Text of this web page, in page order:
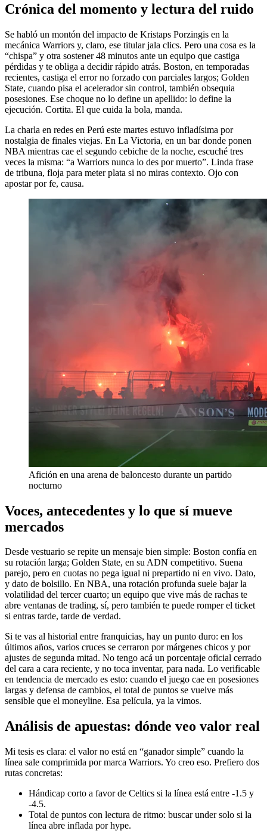
Crónica del momento y lectura del ruido
Se habló un montón del impacto de Kristaps Porzingis en la
mecánica Warriors y, claro, ese titular jala clics. Pero una cosa es la
“chispa” y otra sostener 48 minutos ante un equipo que castiga
pérdidas y te obliga a decidir rápido atrás. Boston, en temporadas
recientes, castiga el error no forzado con parciales largos; Golden
State, cuando pisa el acelerador sin control, también obsequia
posesiones. Ese choque no lo define un apellido: lo define la
ejecución. Cortita. El que cuida la bola, manda.
La charla en redes en Perú este martes estuvo infladísima por
nostalgia de finales viejas. En La Victoria, en un bar donde ponen
NBA mientras cae el segundo cebiche de la noche, escuché tres
veces la misma: “a Warriors nunca lo des por muerto”. Linda frase
de tribuna, floja para meter plata si no miras contexto. Ojo con
apostar por fe, causa.
Afición en una arena de baloncesto durante un partido
nocturno
Voces, antecedentes y lo que sí mueve
mercados
Desde vestuario se repite un mensaje bien simple: Boston confía en
su rotación larga; Golden State, en su ADN competitivo. Suena
parejo, pero en cuotas no pega igual ni prepartido ni en vivo. Dato,
y dato de bolsillo. En NBA, una rotación profunda suele bajar la
volatilidad del tercer cuarto; un equipo que vive más de rachas te
abre ventanas de trading, sí, pero también te puede romper el ticket
si entras tarde, tarde de verdad.
Si te vas al historial entre franquicias, hay un punto duro: en los
últimos años, varios cruces se cerraron por márgenes chicos y por
ajustes de segunda mitad. No tengo acá un porcentaje oficial cerrado
del cara a cara reciente, y no toca inventar, para nada. Lo verificable
en tendencia de mercado es esto: cuando el juego cae en posesiones
largas y defensa de cambios, el total de puntos se vuelve más
sensible que el moneyline. Esa película, ya la vimos.
Análisis de apuestas: dónde veo valor real
Mi tesis es clara: el valor no está en “ganador simple” cuando la
línea sale comprimida por marca Warriors. Yo creo eso. Prefiero dos
rutas concretas:
Hándicap corto a favor de Celtics si la línea está entre -1.5 y
-4.5.
Total de puntos con lectura de ritmo: buscar under solo si la
línea abre inflada por hype.